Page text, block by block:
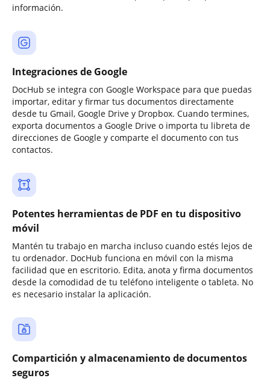
información.
Integraciones de Google
DocHub se integra con Google Workspace para que puedas
importar, editar y firmar tus documentos directamente
desde tu Gmail, Google Drive y Dropbox. Cuando termines,
exporta documentos a Google Drive o importa tu libreta de
direcciones de Google y comparte el documento con tus
contactos.
Potentes herramientas de PDF en tu dispositivo
móvil
Mantén tu trabajo en marcha incluso cuando estés lejos de
tu ordenador. DocHub funciona en móvil con la misma
facilidad que en escritorio. Edita, anota y firma documentos
desde la comodidad de tu teléfono inteligente o tableta. No
es necesario instalar la aplicación.
Compartición y almacenamiento de documentos
seguros